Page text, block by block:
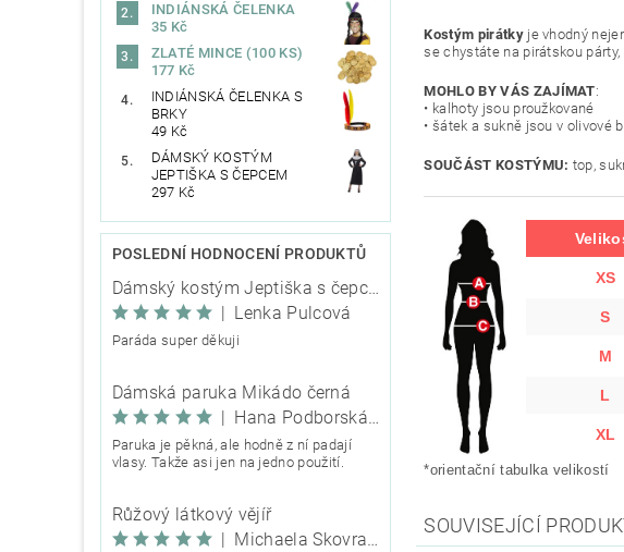
INDIÁNSKÁ ČELENKA
35 Kč
ZLATÉ MINCE (100 KS)
177 Kč
INDIÁNSKÁ ČELENKA S
BRKY
49 Kč
DÁMSKÝ KOSTÝM
JEPTIŠKA S ČEPCEM
297 Kč
POSLEDNÍ HODNOCENÍ PRODUKTŮ
Dámský kostým Jeptiška s čepcem
Lenka Pulcová
Paráda super děkuji
Dámská paruka Mikádo černá
Hana Podborská TRIXIE
Paruka je pěkná, ale hodně z ní padají
vlasy. Takže asi jen na jedno použití.
Růžový látkový vějíř
Michaela Škovranová
Kostým pirátkyje vhodný
se chystáte na pirátskou párty,
MOHLO BY VÁS ZAJÍMAT:
• kalhoty jsou proužkované
• šátek a sukně jsou v olivové
SOUČÁST KOSTÝMU: top,
XS
S
M
L
XL
*orientační tabulka velikostí
SOUVISEJÍCÍ